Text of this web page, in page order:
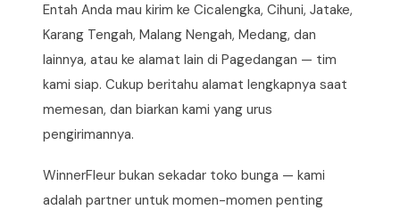
Entah Anda mau kirim ke Cicalengka, Cihuni, Jatake,
Karang Tengah, Malang Nengah, Medang, dan
lainnya, atau ke alamat lain di Pagedangan — tim
kami siap. Cukup beritahu alamat lengkapnya saat
memesan, dan biarkan kami yang urus
pengirimannya.
WinnerFleur bukan sekadar toko bunga — kami
adalah partner untuk momen-momen penting